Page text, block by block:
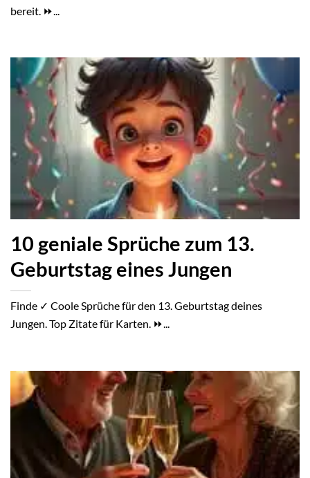
bereit. ⏩...
10 geniale Sprüche zum 13.
Geburtstag eines Jungen
Finde ✓ Coole Sprüche für den 13. Geburtstag deines
Jungen. Top Zitate für Karten. ⏩...